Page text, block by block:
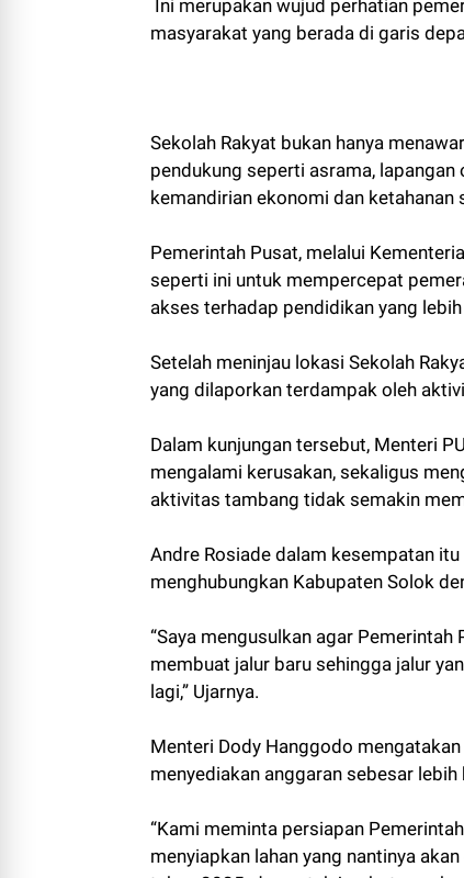
Ini merupakan wujud perhatian
masyarakat yang berada di garis
Sekolah Rakyat bukan hanya
pendukung seperti asrama,
kemandirian ekonomi dan ketahanan
Pemerintah Pusat, melalui
seperti ini untuk mempercepat
akses terhadap pendidikan yang
Setelah meninjau lokasi Sekolah
yang dilaporkan terdampak oleh
Dalam kunjungan tersebut, Menteri
mengalami kerusakan, sekaligus
aktivitas tambang tidak semakin
Andre Rosiade dalam kesempatan
menghubungkan Kabupaten Solok
“Saya mengusulkan agar
membuat jalur baru sehingga jalur
lagi,” Ujarnya.
Menteri Dody Hanggodo
menyediakan anggaran sebesar
“Kami meminta persiapan
menyiapkan lahan yang nantinya